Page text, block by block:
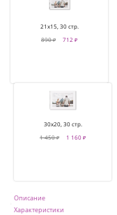
21х15, 30 стр.
890 ₽
712 ₽
30х20, 30 стр.
1 450 ₽
1 160 ₽
Описание
Характеристики